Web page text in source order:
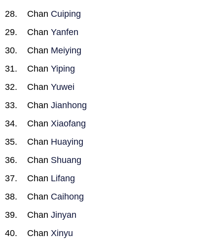
Chan Cuiping
Chan Yanfen
Chan Meiying
Chan Yiping
Chan Yuwei
Chan Jianhong
Chan Xiaofang
Chan Huaying
Chan Shuang
Chan Lifang
Chan Caihong
Chan Jinyan
Chan Xinyu